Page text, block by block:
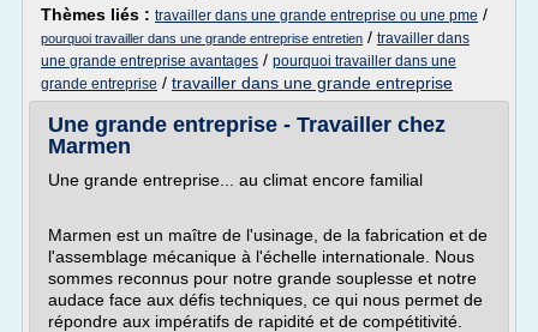
Thèmes liés : travailler dans une grande entreprise ou une pme /
pourquoi travailler dans une grande entreprise entretien / travailler dans
une grande entreprise avantages / pourquoi travailler dans une
grande entreprise / travailler dans une grande entreprise
Une grande entreprise - Travailler chez
Marmen
Une grande entreprise... au climat encore familial
Marmen est un maître de l'usinage, de la fabrication et de
l'assemblage mécanique à l'échelle internationale. Nous
sommes reconnus pour notre grande souplesse et notre
audace face aux défis techniques, ce qui nous permet de
répondre aux impératifs de rapidité et de compétitivité.